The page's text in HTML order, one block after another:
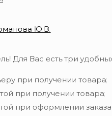
Ю.В.
Для Вас есть три
при получении товара;
при получении товара;
при оформлении